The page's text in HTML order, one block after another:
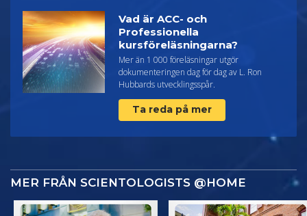
Vad är ACC- och
Professionella
kursföreläsningarna?
Mer än 1 000 föreläsningar utgör
dokumenteringen dag för dag av L. Ron
Hubbards utvecklingsspår.
Ta reda på mer
MER FRÅN SCIENTOLOGISTS @HOME